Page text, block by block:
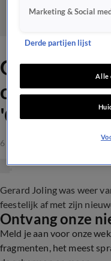
Gerard
omver met
'Ga je met
6 apr 2023, 11:00
Gerard Joling was weer
feestelijk af met zijn
Ontvang onze
Meld je aan voor onze
fragmenten, het meest
Marketing & Social
Derde partijen lijst
Alle